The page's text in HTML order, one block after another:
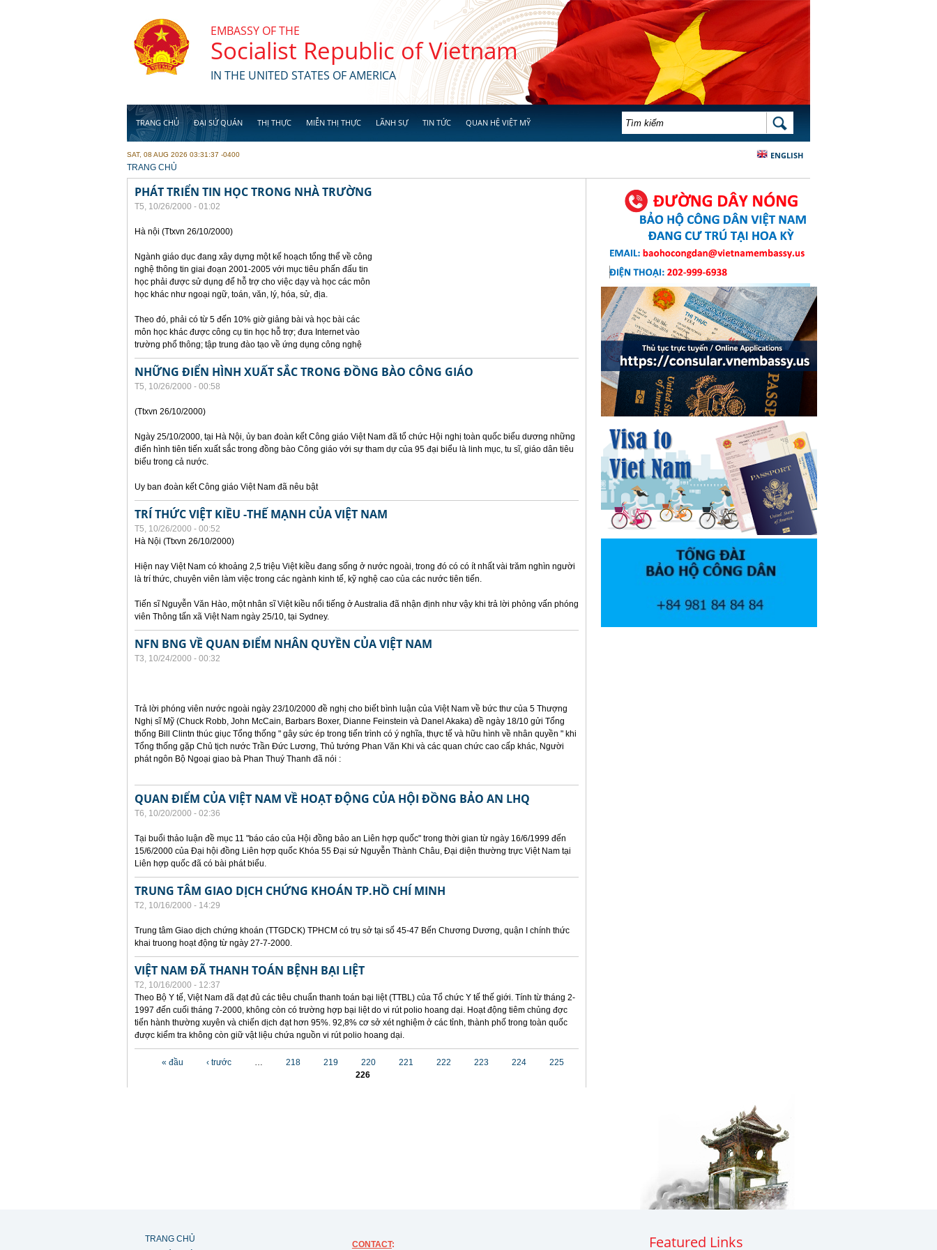
EMBASSY OF THE
Socialist Republic of Vietnam
IN THE UNITED STATES OF AMERICA
TRANG CHỦ ĐẠI SỨ QUÁN THỊ THỰC MIỄN THỊ THỰC LÃNH SỰ TIN TỨC QUAN HỆ VIỆT MỸ BIỂU MẪU TÌM KIẾM TÌM KIẾM
ENGLISH
SAT, 08 AUG 2026 03:31:37 -0400
YOU ARE HERE
TRANG CHỦ
PHÁT TRIỂN TIN HỌC TRONG NHÀ TRƯỜNG
T5, 10/26/2000 - 01:02
Hà nội (Ttxvn 26/10/2000)
Ngành giáo dục đang xây dựng một kế hoạch tổng thể về công
nghệ thông tin giai đoạn 2001-2005 với mục tiêu phấn đấu tin
học phải được sử dụng để hỗ trợ cho việc dạy và học các môn
học khác như ngoại ngữ, toán, văn, lý, hóa, sử, địa.
Theo đó, phải có từ 5 đến 10% giờ giảng bài và học bài các
môn học khác được công cụ tin học hỗ trợ; đưa Internet vào
trường phổ thông; tập trung đào tạo về ứng dụng công nghệ
NHỮNG ĐIỂN HÌNH XUẤT SẮC TRONG ĐỒNG BÀO CÔNG GIÁO
T5, 10/26/2000 - 00:58
(Ttxvn 26/10/2000)
Ngày 25/10/2000, tại Hà Nội, ủy ban đoàn kết Công giáo Việt Nam đã tổ chức Hội nghị toàn quốc biểu dương những
điển hình tiên tiến xuất sắc trong đồng bào Công giáo với sự tham dự của 95 đại biểu là linh mục, tu sĩ, giáo dân tiêu
biểu trong cả nước.
Uy ban đoàn kết Công giáo Việt Nam đã nêu bật
TRÍ THỨC VIỆT KIỀU -THẾ MẠNH CỦA VIỆT NAM
T5, 10/26/2000 - 00:52
Hà Nội (Ttxvn 26/10/2000)
Hiện nay Việt Nam có khoảng 2,5 triệu Việt kiều đang sống ở nước ngoài, trong đó có có ít nhất vài trăm nghìn người
là trí thức, chuyên viên làm việc trong các ngành kinh tế, kỹ nghệ cao của các nước tiên tiến.
Tiến sĩ Nguyễn Văn Hào, một nhân sĩ Việt kiều nổi tiếng ở Australia đã nhận định như vậy khi trả lời phỏng vấn phóng
viên Thông tấn xã Việt Nam ngày 25/10, tại Sydney.
NFN BNG VỀ QUAN ĐIỂM NHÂN QUYỀN CỦA VIỆT NAM
T3, 10/24/2000 - 00:32
Trả lời phóng viên nước ngoài ngày 23/10/2000 đề nghị cho biết bình luận của Việt Nam về bức thư của 5 Thượng
Nghị sĩ Mỹ (Chuck Robb, John McCain, Barbars Boxer, Dianne Feinstein và Danel Akaka) đề ngày 18/10 gửi Tổng
thống Bill Clintn thúc giục Tổng thống " gây sức ép trong tiến trình có ý nghĩa, thực tế và hữu hình về nhân quyền " khi
Tổng thống gặp Chủ tịch nước Trần Đức Lương, Thủ tướng Phan Văn Khi và các quan chức cao cấp khác, Người
phát ngôn Bộ Ngoại giao bà Phan Thuý Thanh đã nói :
QUAN ĐIỂM CỦA VIỆT NAM VỀ HOẠT ĐỘNG CỦA HỘI ĐỒNG BẢO AN LHQ
T6, 10/20/2000 - 02:36
Tại buổi thảo luận đề mục 11 "báo cáo của Hội đồng bảo an Liên hợp quốc" trong thời gian từ ngày 16/6/1999 đến
15/6/2000 của Đại hội đồng Liên hợp quốc Khóa 55 Đại sứ Nguyễn Thành Châu, Đại diện thường trực Việt Nam tại
Liên hợp quốc đã có bài phát biểu.
TRUNG TÂM GIAO DỊCH CHỨNG KHOÁN TP.HỒ CHÍ MINH
T2, 10/16/2000 - 14:29
Trung tâm Giao dịch chứng khoán (TTGDCK) TPHCM có trụ sở tại số 45-47 Bến Chương Dương, quận I chính thức
khai truong hoạt động từ ngày 27-7-2000.
VIỆT NAM ĐÃ THANH TOÁN BỆNH BẠI LIỆT
T2, 10/16/2000 - 12:37
Theo Bộ Y tế, Việt Nam đã đạt đủ các tiêu chuẩn thanh toán bại liệt (TTBL) của Tổ chức Y tế thế giới. Tính từ tháng 2-
1997 đến cuối tháng 7-2000, không còn có trường hợp bại liệt do vi rút polio hoang dại. Hoạt động tiêm chủng đợc
tiến hành thường xuyên và chiến dịch đạt hơn 95%. 92,8% cơ sở xét nghiệm ở các tỉnh, thành phố trong toàn quốc
được kiểm tra không còn giữ vật liệu chứa nguồn vi rút polio hoang dại.
« đầu ‹ trước … 218 219 220 221 222 223 224
225
226
TRANG CHỦ
CONTACT: Featured Links